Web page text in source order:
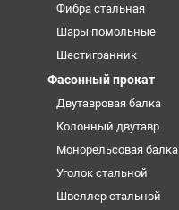
Фибра стальная
Шары помольные
Шестигранник
Фасонный прокат
Двутавровая балка
Колонный двутавр
Монорельсовая балка
Уголок стальной
Швеллер стальной